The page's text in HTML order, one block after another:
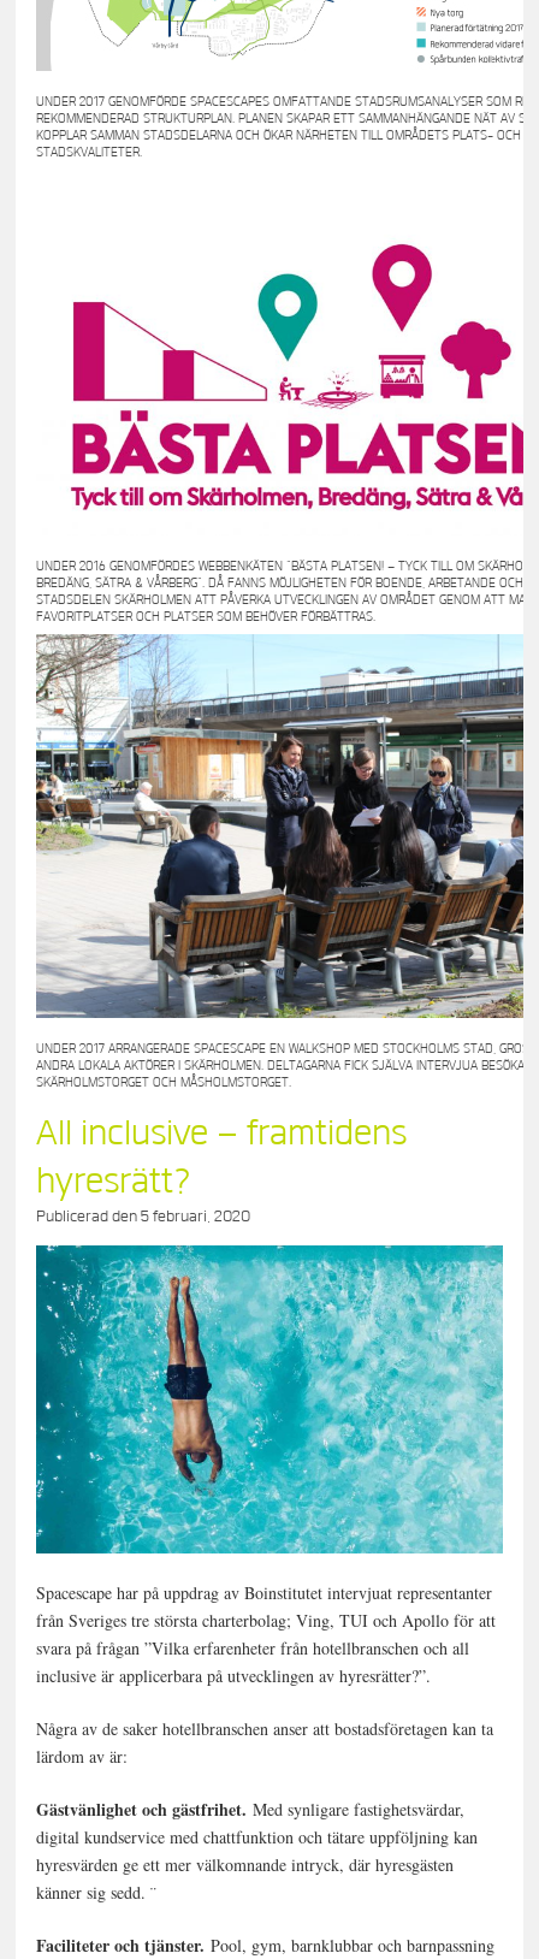
UNDER 2017 GENOMFÖRDE SPACESCAPES OMFATTANDE STADSRUMSANALYSER SOM
REKOMMENDERAD STRUKTURPLAN. PLANEN SKAPAR ETT SAMMANHÄNGANDE NÄT AV
KOPPLAR SAMMAN STADSDELARNA OCH ÖKAR NÄRHETEN TILL OMRÅDETS PLATS- OCH
STADSKVALITETER.
UNDER 2016 GENOMFÖRDES WEBBENKÄTEN ”BÄSTA PLATSEN! – TYCK TILL OM
BREDÄNG, SÄTRA & VÅRBERG”. DÅ FANNS MÖJLIGHETEN FÖR BOENDE, ARBETANDE OCH
STADSDELEN SKÄRHOLMEN ATT PÅVERKA UTVECKLINGEN AV OMRÅDET GENOM ATT
FAVORITPLATSER OCH PLATSER SOM BEHÖVER FÖRBÄTTRAS.
UNDER 2017 ARRANGERADE SPACESCAPE EN WALKSHOP MED STOCKHOLMS STAD,
ANDRA LOKALA AKTÖRER I SKÄRHOLMEN. DELTAGARNA FICK SJÄLVA INTERVJUA
SKÄRHOLMSTORGET OCH MÅSHOLMSTORGET.
All inclusive – framtidens
hyresrätt?
Publicerad den5 februari, 2020
Spacescape har på uppdrag av Boinstitutet intervjuat representanter
från Sveriges tre största charterbolag; Ving, TUI och Apollo för att
svara på frågan ”Vilka erfarenheter från hotellbranschen och all
inclusive är applicerbara på utvecklingen av hyresrätter?”.
Några av de saker hotellbranschen anser att bostadsföretagen kan ta
lärdom av är:
Gästvänlighet och gästfrihet. Med synligare fastighetsvärdar,
digital kundservice med chattfunktion och tätare uppföljning kan
hyresvärden ge ett mer välkomnande intryck, där hyresgästen
känner sig sedd. ¨
Faciliteter och tjänster. Pool, gym, barnklubbar och barnpassning